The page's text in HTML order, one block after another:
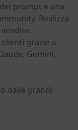
prompt e una
Realizza
grazie a
Gemini,
dalle grandi